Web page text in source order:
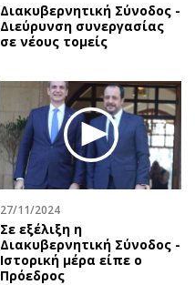
Διακυβερνητική Σύνοδος -
Διεύρυνση συνεργασίας
σε νέους τομείς
27/11/2024
Σε εξέλιξη η
Διακυβερνητική Σύνοδος -
Ιστορική μέρα είπε ο
Πρόεδρος